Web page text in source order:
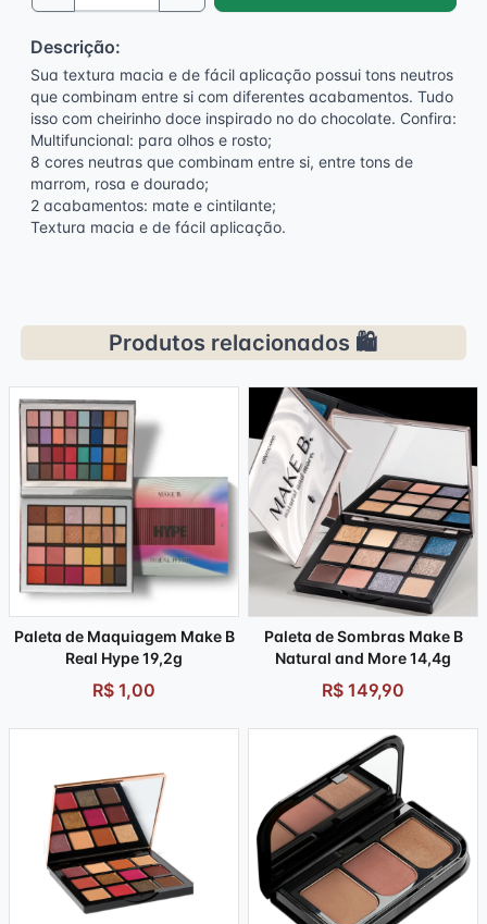
Descrição:
Sua textura macia e de fácil aplicação possui tons neutros
que combinam entre si com diferentes acabamentos. Tudo
isso com cheirinho doce inspirado no do chocolate. Confira:
Multifuncional: para olhos e rosto;
8 cores neutras que combinam entre si, entre tons de
marrom, rosa e dourado;
2 acabamentos: mate e cintilante;
Textura macia e de fácil aplicação.
Produtos relacionados 🛍️
Paleta de Maquiagem Make B
Real Hype 19,2g
R$ 1,00
Paleta de Sombras Make B
Natural and More 14,4g
R$ 149,90